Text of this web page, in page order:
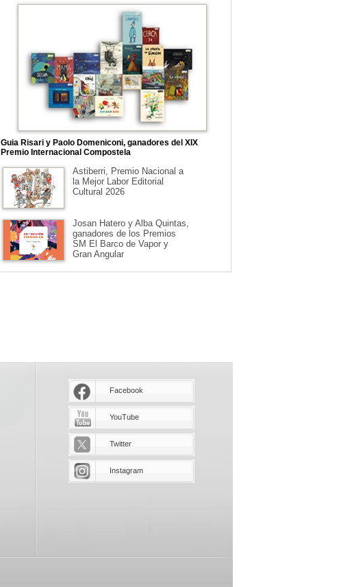
Guia Risari y Paolo Domeniconi, ganadores del XIX
Premio Internacional Compostela
Astiberri, Premio Nacional a
la Mejor Labor Editorial
Cultural 2026
Josan Hatero y Alba Quintas,
ganadores de los Premios
SM El Barco de Vapor y
Gran Angular
Facebook
YouTube
Twitter
Instagram